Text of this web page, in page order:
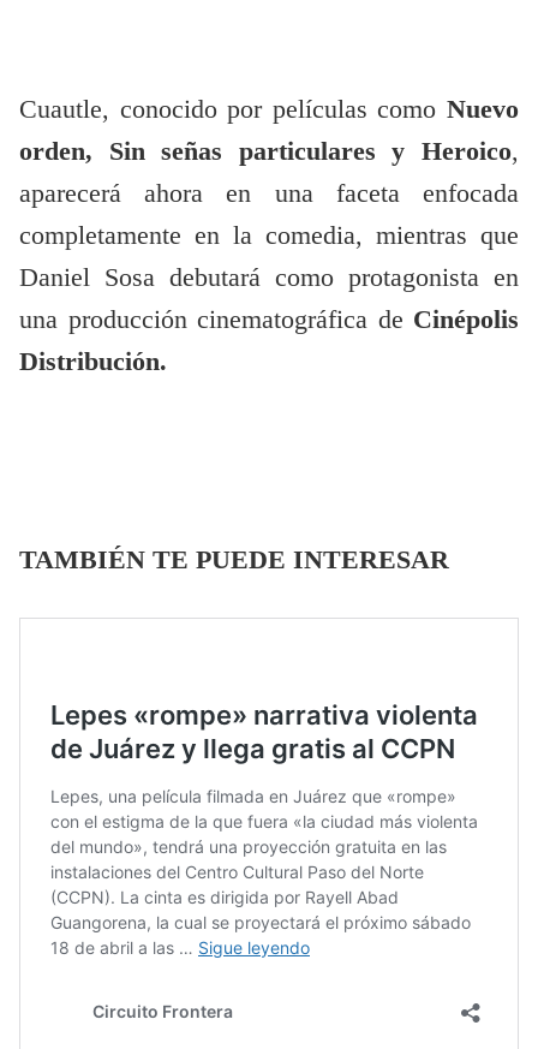
Cuautle, conocido por películas como Nuevo
orden, Sin señas particulares y Heroico,
aparecerá ahora en una faceta enfocada
completamente en la comedia, mientras que
Daniel Sosa debutará como protagonista en
una producción cinematográfica de Cinépolis
Distribución.
TAMBIÉN TE PUEDE INTERESAR